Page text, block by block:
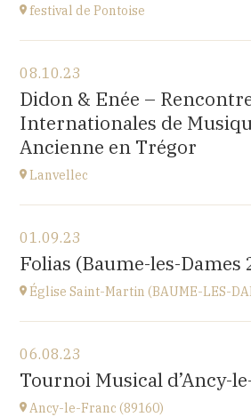
festival de Pontoise
église St Aubin, Ennery (95300)
place Robert Schumann
à18H00
Accéder au site
08.10.23
Didon & Enée –
Internationales de
Ancienne en Trégor
Lanvellec
Lanvellec
à 15H
Accéder au site
01.09.23
Folias (Baume-les-Dames
Église Saint-Martin (BAUME-LES-
église Saint-Martin,
place St Martin, 25110 Baume-les-
à 20H00
06.08.23
Tournoi Musical d’Ancy-
Ancy-le-Franc (89160)